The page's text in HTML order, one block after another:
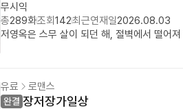
무시익
총289화조회142최근연재일2026.08.03
유료 로맨스
장저장가일상